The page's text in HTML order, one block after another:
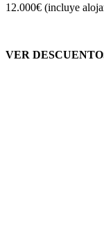
12.000€ (incluye
VER